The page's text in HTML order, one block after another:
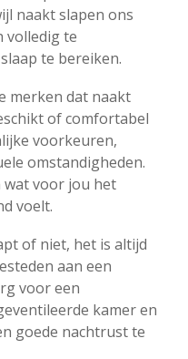
naakt slapen ons
volledig te
te bereiken.
merken dat naakt
of comfortabel
voorkeuren,
omstandigheden.
wat voor jou het
voelt.
of niet, het is altijd
aan een
voor een
kamer en
goede nachtrust te